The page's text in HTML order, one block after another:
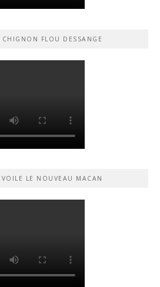
CHIGNON FLOU DESSANGE
LE NOUVEAU MACAN